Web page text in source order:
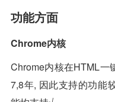
功能方面
Chrome内核
Chrome内核在HTML一
7,8年, 因此支持的功能